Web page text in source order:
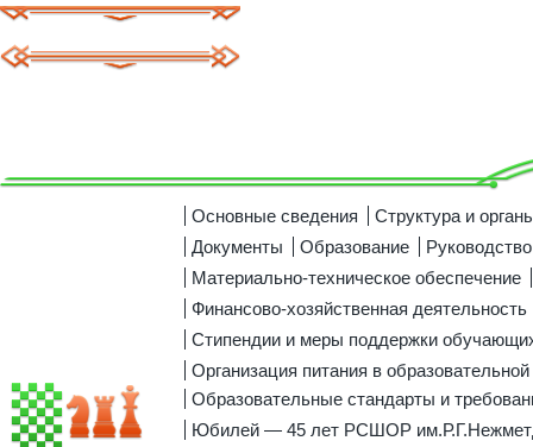
Основные сведения
Структура и
Документы
Образование
Руководство
Материально-техническое обеспечение
Финансово-хозяйственная деятельность
Стипендии и меры поддержки
Организация питания в образовательной
Образовательные стандарты и
Юбилей — 45 лет РСШОР